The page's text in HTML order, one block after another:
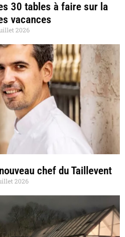
30 tables à faire sur la
vacances
2026
chef du Taillevent
2026